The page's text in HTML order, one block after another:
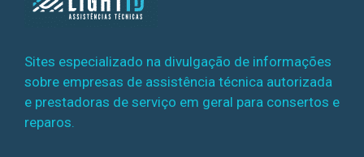
Sites especializado na divulgação de informações
sobre empresas de assistência técnica autorizada
e prestadoras de serviço em geral para consertos e
reparos.